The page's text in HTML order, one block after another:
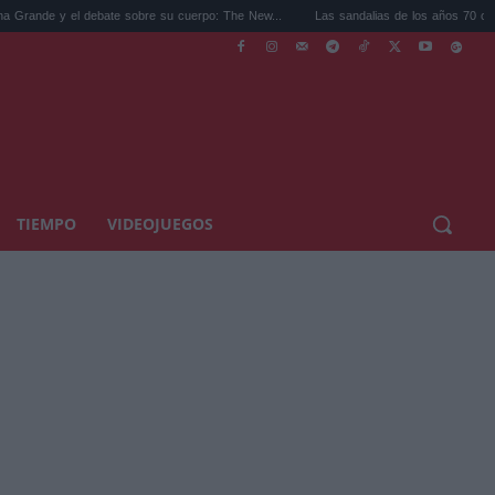
debate sobre su cuerpo: The New... Las sandalias de los años 70 como
TIEMPO VIDEOJUEGOS